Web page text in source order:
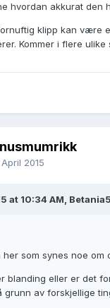
hvordan akkurat den
klipp kan være
Kommer i flere ulike
April 2015
at 10:34 AM,
som synes noe om
blanding eller er det
grunn av forskjellige